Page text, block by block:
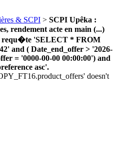
& SCPI > SCPI Upêka :
rendement acte en main (...)
requ�te 'SELECT * FROM
and ( Date_end_offer > '2026-
= '0000-00-00 00:00:00') and
asc'.
doesn't